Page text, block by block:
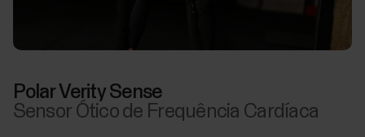
Polar Verity Sense
Sensor Ótico de Frequência Cardíaca